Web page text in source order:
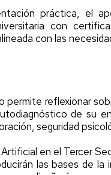
práctica, el
con
con las
permite reflexionar
de su
seguridad
en el Tercer
las bases de